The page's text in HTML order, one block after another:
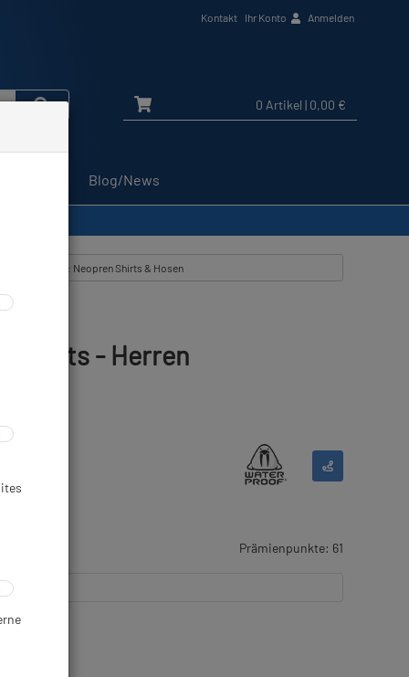
Kontakt Ihr Konto Anmelden
0 Artikel | 0,00 €
Blog/News
zeigen aus: Neopren Shirts & Hosen
Shorts - Herren
Prämienpunkte: 61